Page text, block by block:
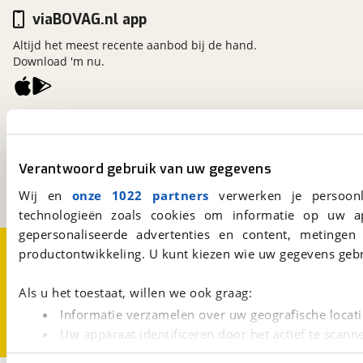
Verantwoord gebruik van uw gegevens
Wij en onze 1022 partners verwerken je
technologieën zoals cookies om informatie op
gepersonaliseerde advertenties en content,
productontwikkeling. U kunt kiezen wie uw gegevens
Als u het toestaat, willen we ook graag:
Informatie verzamelen over uw geografische
Uw apparaat identificeren door het actief te
Lees meer over hoe uw persoonlijke gegevens worden
3981 AJ
Bunnik
Een initiatief van
BOVAG
viaBOVAG.nl app
Altijd het meest recente aanbod bij de hand.
Download 'm nu.
Over viaBOVAG.nl Disclaimer- en Privacyverklaring
CookievoorkeurenVacatures